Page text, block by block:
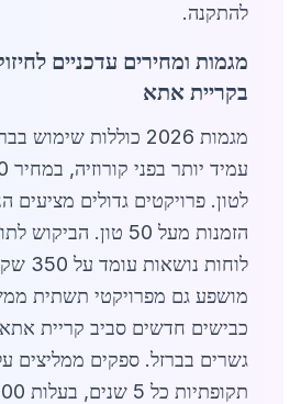
להתקנה.
מגמות ומחירים עדכניים
בקריית אתא
הזמנות מעל 50 טון.
לוחות
מושפע גם מפרויקטי תשתית
כבישים חדשים סביב קריית
גשרים בברזל. ספקים ממליצים